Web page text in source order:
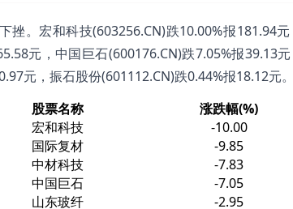
挫。宏和科技(603256.CN)跌10.00%报181.94
元，中国巨石(600176.CN)跌7.05%报39.13
元，振石股份(601112.CN)跌0.44%报18.12元。
股票名称 涨跌幅(%)
宏和科技 -10.00
国际复材 -9.85
中材科技 -7.83
中国巨石 -7.05
山东玻纤 -2.95